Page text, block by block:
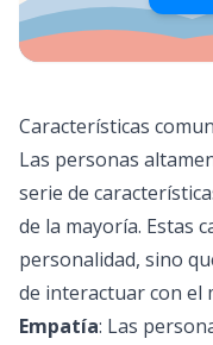
Características
Las personas
serie de
de la mayoría. Estas
personalidad, sino
de interactuar con el
Empatía: Las